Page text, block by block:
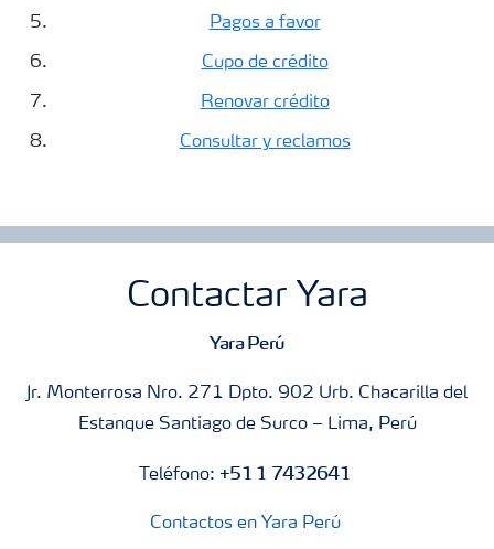
Pagos a favor
Cupo de crédito
Renovar crédito
Consultar y reclamos
Contactar Yara
Yara Perú
Jr. Monterrosa Nro. 271 Dpto. 902 Urb. Chacarilla del
Estanque Santiago de Surco – Lima, Perú
Teléfono:+51 1 7432641
Contactos en Yara Perú